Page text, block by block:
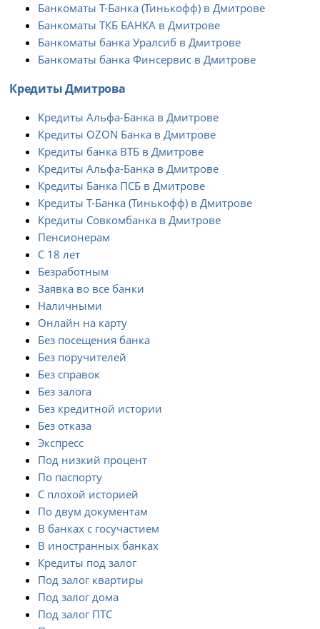
Банкоматы Т-Банка (Тинькофф) в Дмитрове
Банкоматы ТКБ БАНКА в Дмитрове
Банкоматы банка Уралсиб в Дмитрове
Банкоматы банка Финсервис в Дмитрове
Кредиты Дмитрова
Кредиты Альфа-Банка в Дмитрове
Кредиты OZON Банка в Дмитрове
Кредиты банка ВТБ в Дмитрове
Кредиты Альфа-Банка в Дмитрове
Кредиты Банка ПСБ в Дмитрове
Кредиты Т-Банка (Тинькофф) в Дмитрове
Кредиты Совкомбанка в Дмитрове
Пенсионерам
С 18 лет
Безработным
Заявка во все банки
Наличными
Онлайн на карту
Без посещения банка
Без поручителей
Без справок
Без залога
Без кредитной истории
Без отказа
Экспресс
Под низкий процент
По паспорту
С плохой историей
По двум документам
В банках с госучастием
В иностранных банках
Кредиты под залог
Под залог квартиры
Под залог дома
Под залог ПТС